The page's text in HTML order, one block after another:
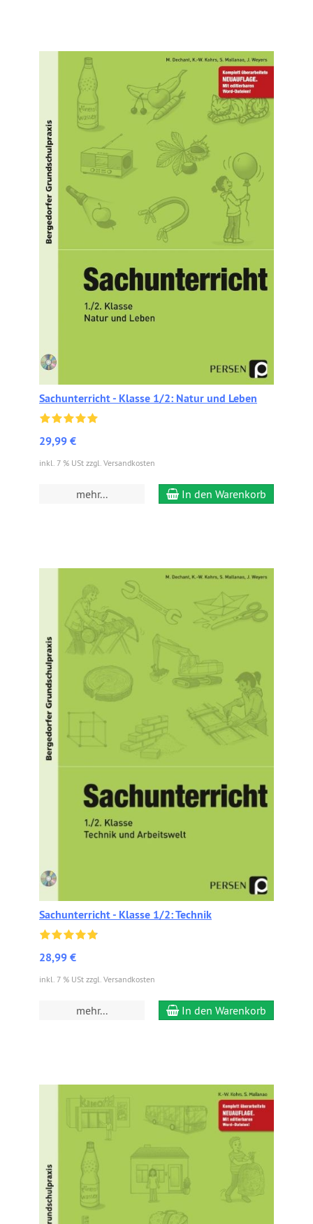
Sachunterricht - Klasse 1/2: Natur und Leben
29,99 €
inkl. 7 % USt zzgl. Versandkosten
mehr... In den Warenkorb
Sachunterricht - Klasse 1/2: Technik
28,99 €
inkl. 7 % USt zzgl. Versandkosten
mehr... In den Warenkorb